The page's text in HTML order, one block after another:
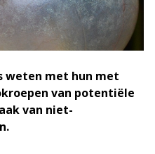
weten met hun met
van potentiële
van niet-